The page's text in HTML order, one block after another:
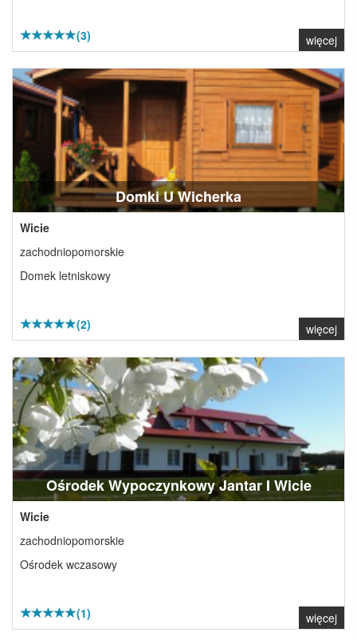
(3) więcej
Domki U Wicherka
Wicie
zachodniopomorskie
Domek letniskowy
(2) więcej
Ośrodek Wypoczynkowy Jantar I Wicie
Wicie
zachodniopomorskie
Ośrodek wczasowy
(1) więcej